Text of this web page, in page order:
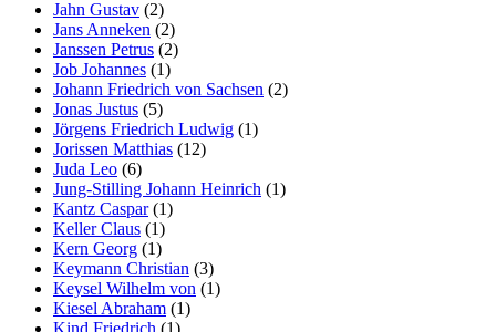
Jahn Gustav (2)
Jans Anneken (2)
Janssen Petrus (2)
Job Johannes (1)
Johann Friedrich von Sachsen (2)
Jonas Justus (5)
Jörgens Friedrich Ludwig (1)
Jorissen Matthias (12)
Juda Leo (6)
Jung-Stilling Johann Heinrich (1)
Kantz Caspar(1)
Keller Claus (1)
Kern Georg (1)
Keymann Christian (3)
Keysel Wilhelm von (1)
Kiesel Abraham (1)